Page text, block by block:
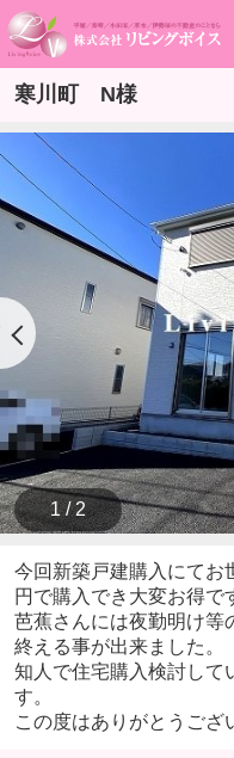
寒川町 N様
1 / 2
今回新築戸建購入にてお
円で購入でき大変お得で
芭蕉さんには夜勤明け等
終える事が出来ました。
知人で住宅購入検討して
す。
この度はありがとうござ